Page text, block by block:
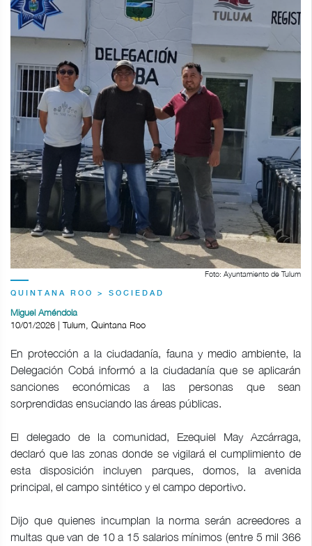
Foto: Ayuntamiento de Tulum
QUINTANA ROO > SOCIEDAD
Miguel Améndola
10/01/2026 | Tulum, Quintana Roo
En protección a la ciudadanía, fauna y medio ambiente, la
Delegación Cobá informó a la ciudadanía que se aplicarán
sanciones económicas a las personas que sean
sorprendidas ensuciando las áreas públicas.
El delegado de la comunidad, Ezequiel May Azcárraga,
declaró que las zonas donde se vigilará el cumplimiento de
esta disposición incluyen parques, domos, la avenida
principal, el campo sintético y el campo deportivo.
Dijo que quienes incumplan la norma serán acreedores a
multas que van de 10 a 15 salarios mínimos (entre 5 mil 366